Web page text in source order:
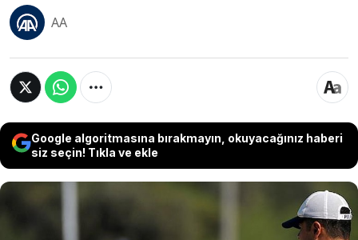
AA
Google algoritmasına bırakmayın, okuyacağınız haberi
siz seçin! Tıkla ve ekle